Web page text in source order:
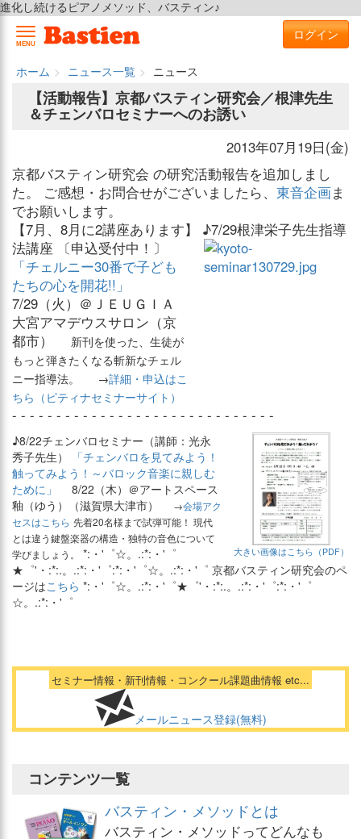
進化し続けるピアノメソッド、バスティン♪
MENU
ログイン
ホーム ニュース一覧
ニュース
【活動報告】京都バスティン研究会／根津先生
＆チェンバロセミナーへのお誘い
2013年07月19日(金)
京都バスティン研究会 の研究活動報告を追加しまし
た。 ご感想・お問合せがございましたら、 東音企画ま
でお願いします。
【7月、8月に2講座あります】 ♪7/29根津栄子先生指導
法講座 〔申込受付中！〕
「チェルニー30番で子ども
たちの心を開花!!」
7/29（火）＠ＪＥＵＧＩＡ
大宮アマデウスサロン（京
都市）
新刊を使った、生徒が
もっと弾きたくなる斬新なチェル
ニー指導法。
→詳細・申込はこ
ちら（ピティナセミナーサイト）
- - - - - - - - - - - - - - - - - - - - - - - - - - - - - -
大きい画像はこちら（PDF）
♪8/22チェンバロセミナー（講師：光永
秀子先生）
「チェンバロを見てみよう！
触ってみよう！～バロック音楽に親しむ
ために」
8/22（木）＠アートスペース
釉（ゆう）（滋賀県大津市）
→会場アク
セスはこちら 先着20名様まで試弾可能！ 現代
とは違う鍵盤楽器の構造・独特の音色について
学びましょう。
*:・'゜☆。.:*:・'゜
★゜'・:*:.。.:*:・'゜:*:・'゜☆。.:*:・'゜ 京都バスティン研究会のペ
ージはこちら *:・'゜☆。.:*:・'゜★゜'・:*:.。.:*:・'゜:*:・'゜
☆。.:*:・'゜
セミナー情報・新刊情報・コンクール課題曲情報 etc...
メールニュース登録(無料)
コンテンツ一覧
バスティン・メソッドとは
バスティン・メソッドってどんなも